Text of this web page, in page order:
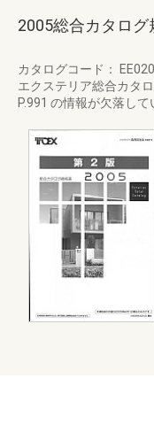
2005総合カタログ
カタログコード：
エクステリア総合カタ
P.991 の情報が欠落して